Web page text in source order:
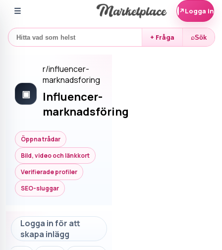
☰
+ Fråga ⌕Sök
↗Logga in
▣
r/influencer-
marknadsforing
Influencer-
marknadsföring
Öppna trådar
Bild, video och länkkort
Verifierade profiler
SEO-sluggar
Logga in för att
skapa inlägg